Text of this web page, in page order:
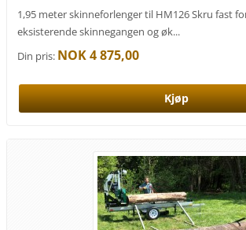
1,95 meter skinneforlenger til HM126 Skru fast
eksisterende skinnegangen og øk...
Din pris: NOK 4 875,00